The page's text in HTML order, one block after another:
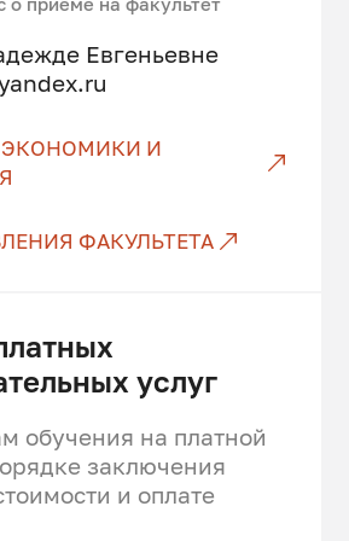
оценка
проектов
затратами в
и
управление
бизнес-
стратегии
в том числе, в
экономики.
профильные
рынков
сбалансированных
о приёме на факультет
Евгеньевне
ЭКОНОМИКИ И
ФАКУЛЬТЕТА
услуг
обучения на платной
заключения
и оплате